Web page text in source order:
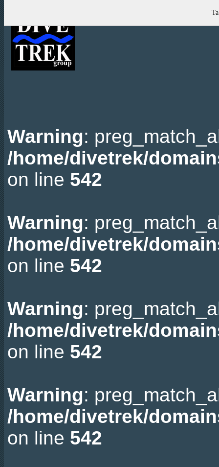
Warning:
/home/divetrek/
on line 542
Warning:
/home/divetrek/
on line 542
Warning:
/home/divetrek/
on line 542
Warning:
/home/divetrek/
on line 542